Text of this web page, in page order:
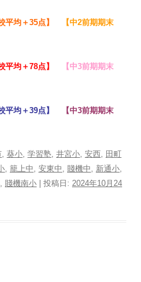
均＋35点】 【中2前期期末
均＋78点】 【中3前期期末
均＋39点】 【中3前期期末
葵小 学習塾 井宮小 安西
田町
籠上中 安東中 賤機中 新通小
賤機南小 | 投稿日: 2024年10月24